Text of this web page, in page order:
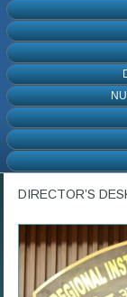
DIRECTOR’S